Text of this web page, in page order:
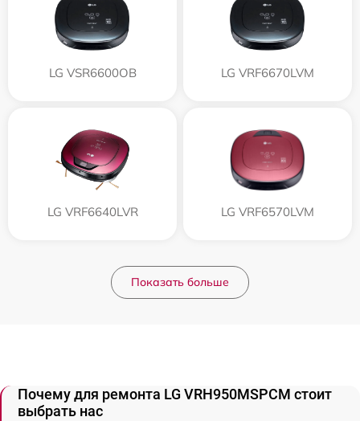
LG VSR6600OB LG VRF6670LVM
LG VRF6640LVR LG VRF6570LVM
Показать больше
Почему для ремонта LG VRH950MSPCM стоит
выбрать нас